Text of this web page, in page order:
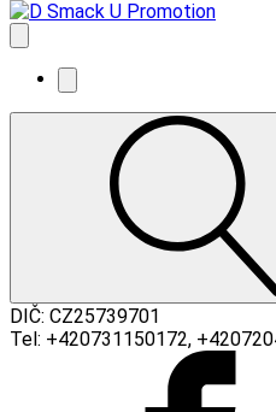
Soul Asylum díky skladbě
inspiruje a dokáže
necítí úplně ok. Obojí má
Teď přichází kapela s novou
Vstupenky za 733 Kč pořídíte
D Smack U Promotion s.r.o.,
DIČ: CZ25739701
Tel: +420731150172,